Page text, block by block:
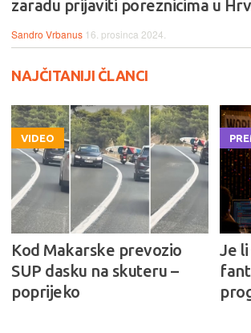
zaradu prijaviti poreznicima u
Sandro Vrbanus 16. prosinca 2024.
NAJČITANIJI ČLANCI
VIDEO
Kod Makarske prevozio
SUP dasku na skuteru –
poprijeko
Je